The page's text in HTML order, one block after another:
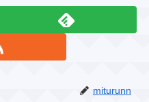
miturunn